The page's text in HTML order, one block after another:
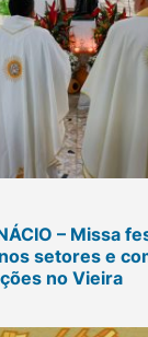
– Missa
setores e
no Vieira